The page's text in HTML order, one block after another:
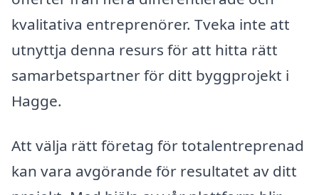
kvalitativa entreprenörer. Tveka inte att
utnyttja denna resurs för att hitta rätt
samarbetspartner för ditt byggprojekt i
Hagge.
Att välja rätt företag för totalentreprenad
kan vara avgörande för resultatet av ditt